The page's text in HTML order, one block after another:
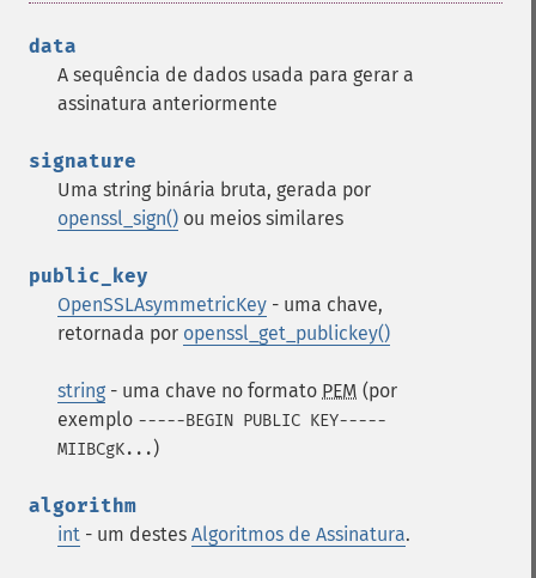
data
A sequência de dados usada para gerar a
assinatura anteriormente
signature
Uma string binária bruta, gerada por
openssl_sign() ou meios similares
public_key
OpenSSLAsymmetricKey - uma chave,
retornada por openssl_get_publickey()
string - uma chave no formato PEM (por
exemplo -----BEGIN PUBLIC KEY-----
MIIBCgK...)
algorithm
int - um destes Algoritmos de Assinatura.